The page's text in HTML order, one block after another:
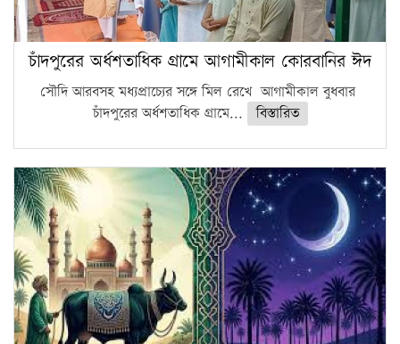
চাঁদপুরের অর্ধশতাধিক গ্রামে আগামীকাল কোরবানির ঈদ
সৌদি আরবসহ মধ্যপ্রাচ্যের সঙ্গে মিল রেখে আগামীকাল বুধবার
চাঁদপুরের অর্ধশতাধিক গ্রামে...
বিস্তারিত